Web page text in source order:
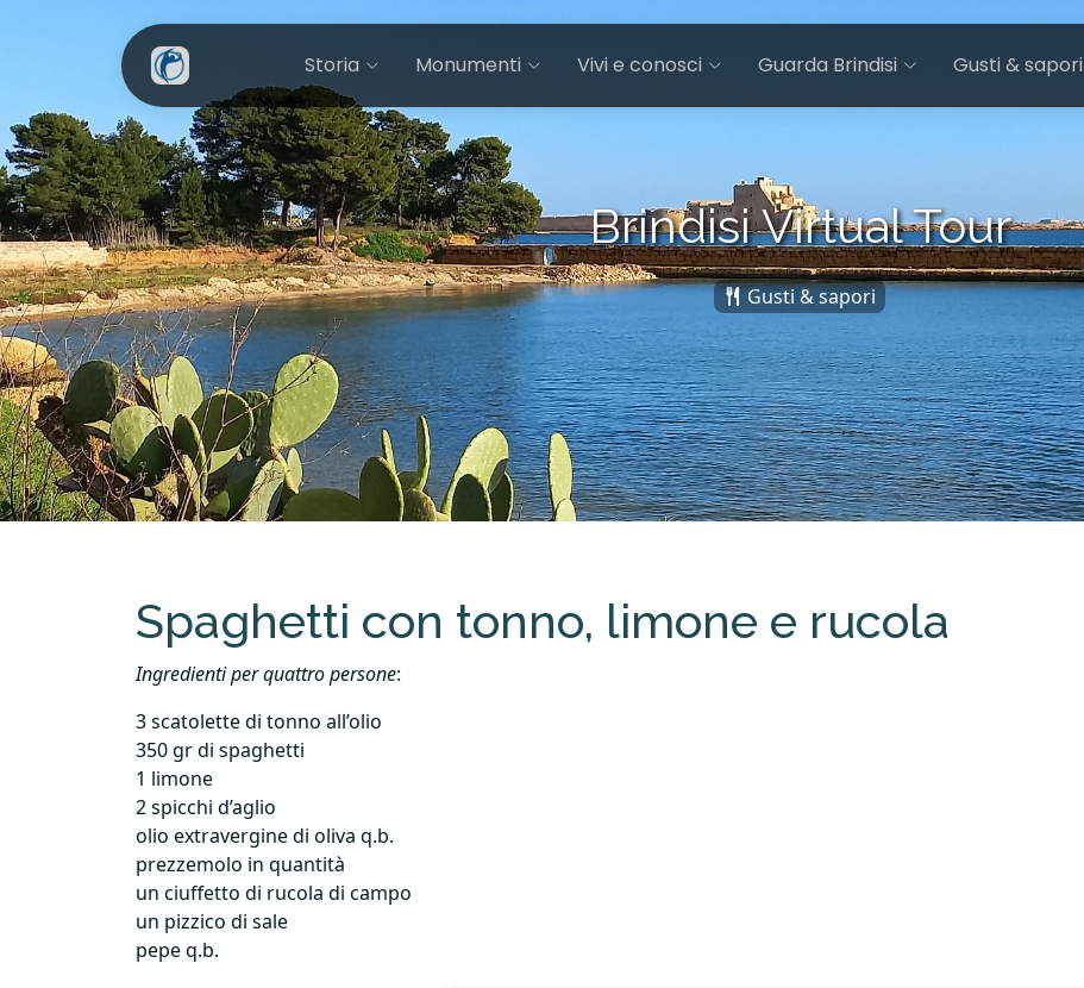
Storia Monumenti Vivi e conosci Guarda Brindisi Gusti & sapori
Brindisi Virtual Tour
Gusti & sapori
Spaghetti con tonno, limone e rucola
Ingredienti per quattro persone:
3 scatolette di tonno all’olio
350 gr di spaghetti
1 limone
2 spicchi d’aglio
olio extravergine di oliva q.b.
prezzemolo in quantità
un ciuffetto di rucola di campo
un pizzico di sale
pepe q.b.